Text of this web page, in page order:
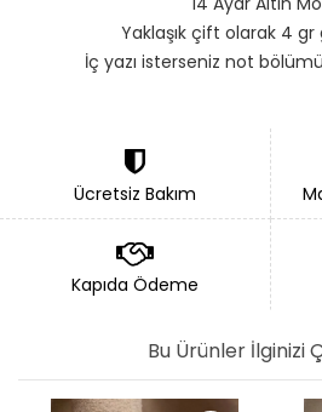
Yaklaşık çift olarak 4
İç yazı isterseniz not
Ücretsiz Bakım
Kapıda Ödeme
Bu Ürünler İlginizi